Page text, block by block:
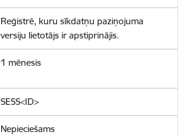
Reģistrē, kuru sīkdatņu paziņojuma
versiju lietotājs ir apstiprinājis.
1 mēnesis
SESS<ID>
Nepieciešams